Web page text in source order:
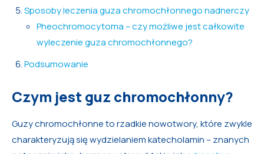
Sposoby leczenia guza chromochłonnego nadnerczy
Pheochromocytoma – czy możliwe jest całkowite
wyleczenie guza chromochłonnego?
Podsumowanie
Czym jest guz chromochłonny?
Guzy chromochłonne to rzadkie nowotwory, które zwykle
charakteryzują się wydzielaniem katecholamin – znanych